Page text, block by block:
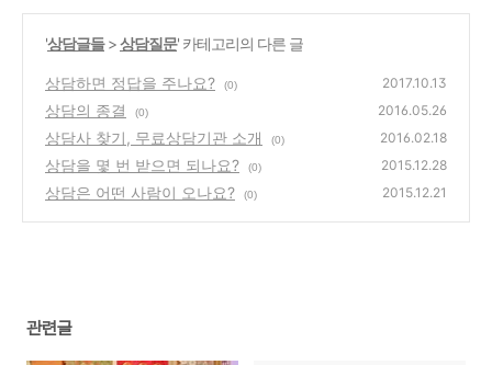
'상담글들>상담질문' 카테고리의 다른 글
상담하면 정답을 주나요? (0) 2017.10.13
상담의 종결 (0) 2016.05.26
상담사 찾기, 무료상담기관 소개 (0) 2016.02.18
상담을 몇 번 받으면 되나요? (0) 2015.12.28
상담은 어떤 사람이 오나요? (0) 2015.12.21
관련글